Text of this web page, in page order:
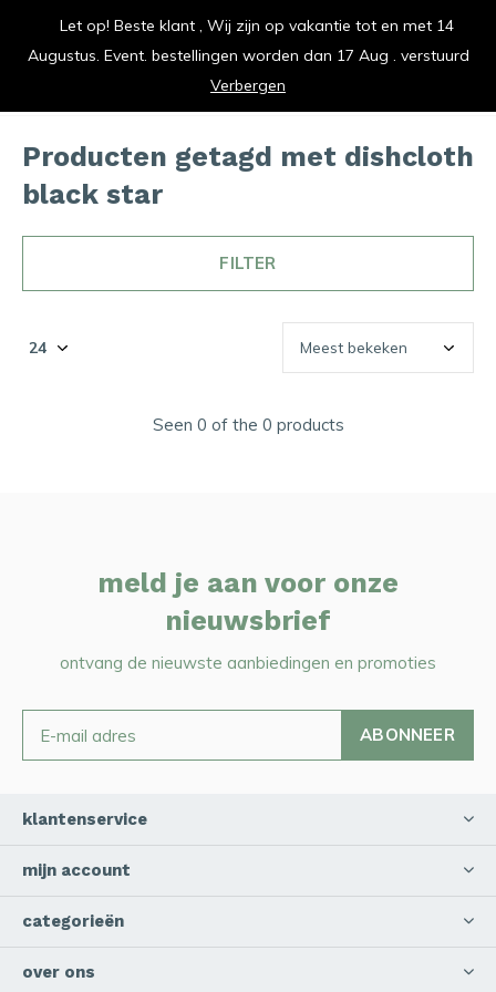
vrolijk je keuken op
Producten getagd met dishcloth
black star
FILTER
Seen 0 of the 0 products
meld je aan voor onze
nieuwsbrief
ontvang de nieuwste aanbiedingen en promoties
ABONNEER
klantenservice
mijn account
categorieën
over ons
Let op! Beste klant , Wij zijn op vakantie tot en met 14
Augustus. Event. bestellingen worden dan 17 Aug . verstuurd
Verbergen